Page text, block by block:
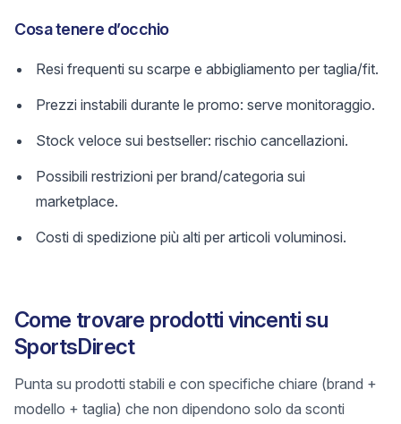
Cosa tenere d’occhio
Resi frequenti su scarpe e abbigliamento per taglia/fit.
Prezzi instabili durante le promo: serve monitoraggio.
Stock veloce sui bestseller: rischio cancellazioni.
Possibili restrizioni per brand/categoria sui
marketplace.
Costi di spedizione più alti per articoli voluminosi.
Come trovare prodotti vincenti su
SportsDirect
Punta su prodotti stabili e con specifiche chiare (brand +
modello + taglia) che non dipendono solo da sconti